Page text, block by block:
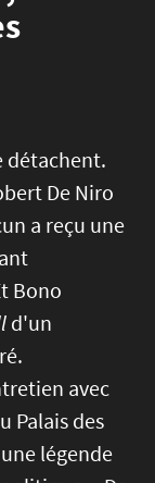
détachent.
De Niro
a reçu une
Bono
d'un
avec
Palais des
légende